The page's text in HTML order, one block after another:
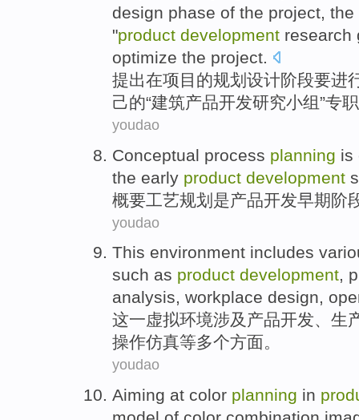
design phase of the project, the
"product development research
optimize the project.
提出在项目 的规划 设计阶段要进
己的“建筑产品开发研究小组”专职
youdao
Conceptual process planning is
the early product development
概要工艺规划 是产品开发早期阶
youdao
This environment includes
such as product development,
analysis, workplace design,
这一虚拟环境涉及 产品开发、 生
操作仿真等多个方面。
youdao
Aiming at color planning in